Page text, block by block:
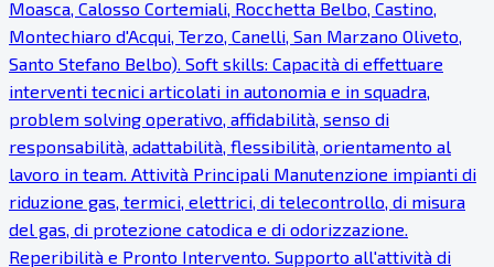
Moasca, Calosso Cortemiali, Rocchetta Belbo, Castino,
Montechiaro d'Acqui, Terzo, Canelli, San Marzano Oliveto,
Santo Stefano Belbo). Soft skills: Capacità di effettuare
interventi tecnici articolati in autonomia e in squadra,
problem solving operativo, affidabilità, senso di
responsabilità, adattabilità, flessibilità, orientamento al
lavoro in team. Attività Principali Manutenzione impianti di
riduzione gas, termici, elettrici, di telecontrollo, di misura
del gas, di protezione catodica e di odorizzazione.
Reperibilità e Pronto Intervento. Supporto all'attività di